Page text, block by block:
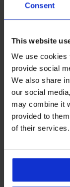
Consent
This website
We use cookies
provide social
We also share
our social
may combine it
provided to
of their services.
Karesa
párnázott
melltartó
Ft
5
Marte
bélelt
melltartó
5
Delicate
Bloom
Spacer
melltartó
23 590